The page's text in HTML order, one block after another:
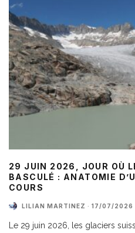
29 JUIN 2026, JOUR OÙ
BASCULÉ : ANATOMIE
COURS
LILIAN MARTINEZ · 17/07/2026
Le 29 juin 2026, les glaciers